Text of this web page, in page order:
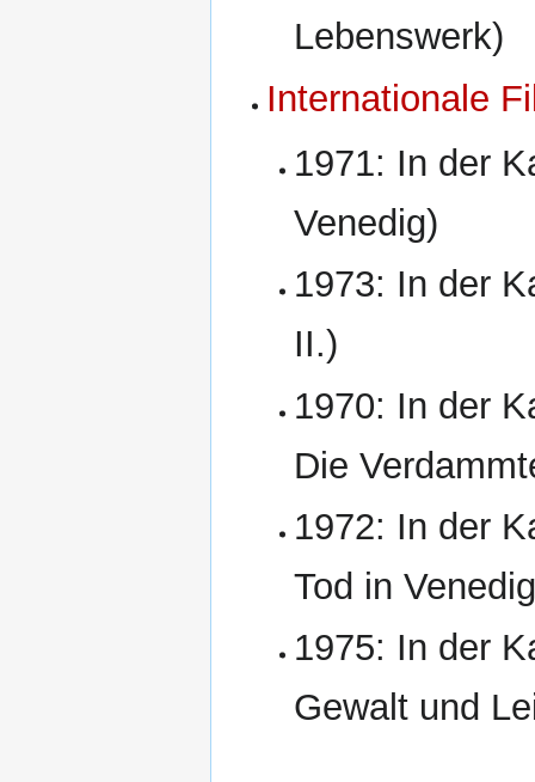
Lebenswerk)
Internationale
1971: In der
Venedig)
1973: In der
II.)
1970: In der
Die
1972: In der
Tod in
1975: In der
Gewalt und